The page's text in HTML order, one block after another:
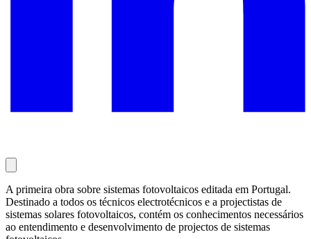
A primeira obra sobre sistemas fotovoltaicos editada em Portugal.
Destinado a todos os técnicos electrotécnicos e a projectistas de
sistemas solares fotovoltaicos, contém os conhecimentos necessários
ao entendimento e desenvolvimento de projectos de sistemas